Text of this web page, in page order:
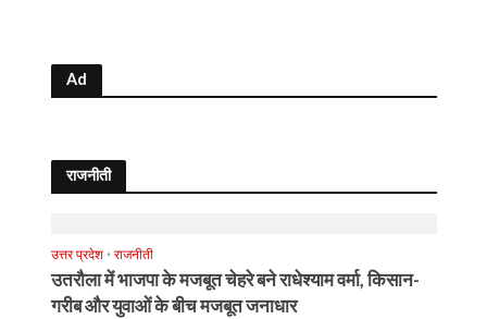
Ad
राजनीती
उत्तर प्रदेश • राजनीती
उतरौला में भाजपा के मजबूत चेहरे बने राधेश्याम वर्मा, किसान-
गरीब और युवाओं के बीच मजबूत जनाधार